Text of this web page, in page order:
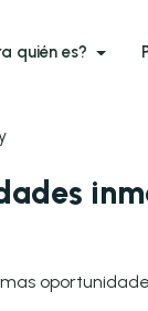
quién es?